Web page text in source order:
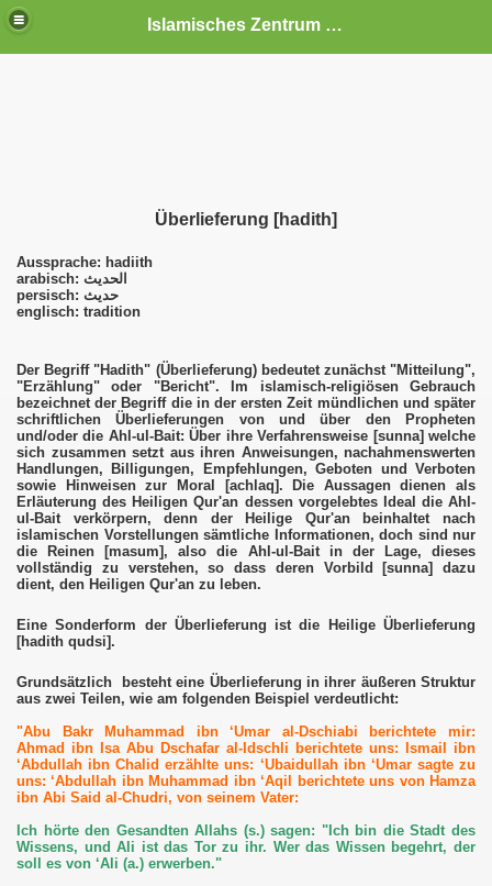
Islamisches Zentrum Schwerin e.V.
Überlieferung [hadith]
Aussprache: hadiith
arabisch: الحديث
persisch: حديث
englisch: tradition
Der Begriff "Hadith" (Überlieferung) bedeutet zunächst "Mitteilung",
"Erzählung" oder "Bericht". Im islamisch-religiösen Gebrauch
bezeichnet der Begriff die in der ersten Zeit mündlichen und später
schriftlichen Überlieferungen von und über den Propheten
und/oder die Ahl-ul-Bait: Über ihre Verfahrensweise [sunna] welche
sich zusammen setzt aus ihren Anweisungen, nachahmenswerten
Handlungen, Billigungen, Empfehlungen, Geboten und Verboten
sowie Hinweisen zur Moral [achlaq]. Die Aussagen dienen als
Erläuterung des Heiligen Qur'an dessen vorgelebtes Ideal die Ahl-
ul-Bait verkörpern, denn der Heilige Qur'an beinhaltet nach
islamischen Vorstellungen sämtliche Informationen, doch sind nur
die Reinen [masum], also die Ahl-ul-Bait in der Lage, dieses
vollständig zu verstehen, so dass deren Vorbild [sunna] dazu
dient, den Heiligen Qur'an zu leben.
Eine Sonderform der Überlieferung ist die Heilige Überlieferung
[hadith qudsi].
Grundsätzlich besteht eine Überlieferung in ihrer äußeren Struktur
aus zwei Teilen, wie am folgenden Beispiel verdeutlicht:
"Abu Bakr Muhammad ibn ‘Umar al-Dschiabi berichtete mir:
Ahmad ibn Isa Abu Dschafar al-Idschli berichtete uns: Ismail ibn
‘Abdullah ibn Chalid erzählte uns: ‘Ubaidullah ibn ‘Umar sagte zu
uns: ‘Abdullah ibn Muhammad ibn ‘Aqil berichtete uns von Hamza
ibn Abi Said al-Chudri, von seinem Vater:
Ich hörte den Gesandten Allahs (s.) sagen: "Ich bin die Stadt des
Wissens, und Ali ist das Tor zu ihr. Wer das Wissen begehrt, der
soll es von ‘Ali (a.) erwerben."